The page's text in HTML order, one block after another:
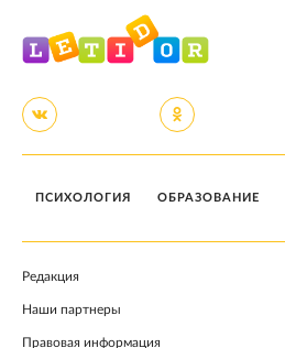
ПСИХОЛОГИЯ ОБРАЗОВАНИЕ
Редакция
Наши партнеры
Правовая информация